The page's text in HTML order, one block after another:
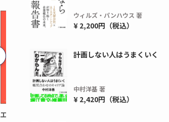
エムディーピー
ウィルズ・パンハウス 著
¥ 2,200円（税込）
計画しない人はうまくいく
中村洋基 著
¥ 2,420円（税込）